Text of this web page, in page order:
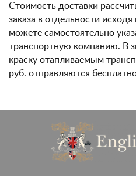
Стоимость доставки
заказа в отдельности
можете самостоятельно
транспортную компанию. В
краску отапливаемым
руб. отправляются